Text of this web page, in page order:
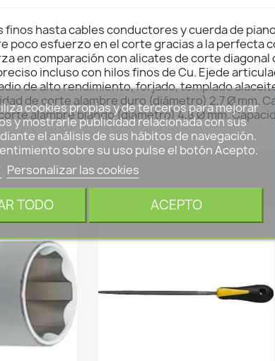
hasta cables conductores y cuerda de
poco esfuerzo en el corte gracias a la perfecta
en comparación con alicates de corte diagonal
incluso con hilos finos de Cu. Ejede
de alto rendimiento, forjado, templado
de corte alambre duro (diámetro) 2,7 Ø mm.
alambre blando (diámetro) 4,8 Ø mm.
cookies propias y de terceros para mejorar
y mostrarle publicidad relacionada con sus
el análisis de sus hábitos de navegación.
sobre su uso pulse el botón Acepto.
Personalizar las cookies
TODO ACEPTO